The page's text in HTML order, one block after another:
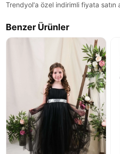
Trendyol'a özel indirimli fiyata satın
Benzer Ürünler